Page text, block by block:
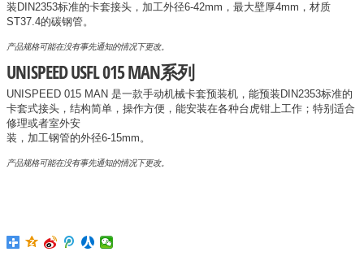
装DIN2353标准的卡套接头，加工外径6-42mm，最大壁厚4mm，材质
ST37.4的碳钢管。
产品规格可能在没有事先通知的情况下更改。
UNISPEED USFL 015 MAN系列
UNISPEED 015 MAN 是一款手动机械卡套预装机，能预装DIN2353标准的
卡套式接头，结构简单，操作方便，能安装在各种台虎钳上工作；特别适合
修理或者室外安
装，加工钢管的外径6-15mm。
产品规格可能在没有事先通知的情况下更改。